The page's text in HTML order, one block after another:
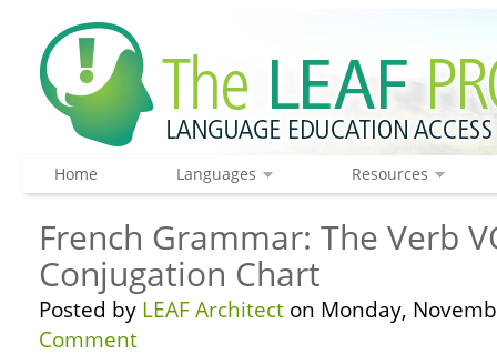
Home Languages Resources
French Grammar: The Verb
Conjugation Chart
Posted by LEAF Architect on Monday,
Comment